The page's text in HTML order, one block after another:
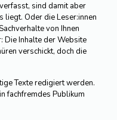
sind damit aber
liegt. Oder die Leser:innen
von Ihnen
Die Inhalte der Website
verschickt, doch die
Texte redigiert werden.
fachfremdes Publikum